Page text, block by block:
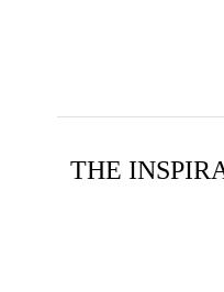
THE